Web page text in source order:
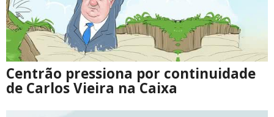
Centrão pressiona por continuidade
de Carlos Vieira na Caixa